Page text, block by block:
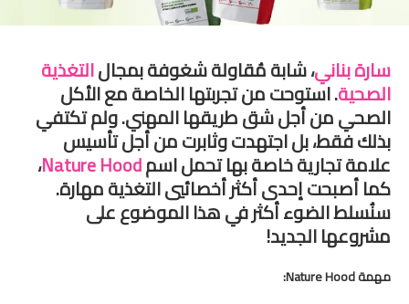
سارة بناني، شابة مُقاولة شغوفة بمجالالتغذية
الصحية. استوحت من تجربتها الخاصة مع الأكل
الصحي من أجل شق طريقها المهني. ولم تكتفي
بذلك فقط، بل اجتهدت وثابرت من أجل تأسيس
علامة تجارية خاصة بها تحمل اسمNature Hood،
كما أصبحت إحدى أكثر أخصائيي التغذية مهارة.
سنُسلط الضوء أكثر في هذا الموضوع على
مشروعها الجديد!
مهمةNature Hood
: